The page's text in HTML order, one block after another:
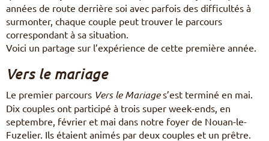
années de route derrière soi avec parfois des difficultés à
surmonter, chaque couple peut trouver le parcours
correspondant à sa situation.
Voici un partage sur l’expérience de cette première année.
Vers le mariage
Le premier parcours Vers le Mariages’est terminé en mai.
Dix couples ont participé à trois super week-ends, en
septembre, février et mai dans notre foyer de Nouan-le-
Fuzelier. Ils étaient animés par deux couples et un prêtre.